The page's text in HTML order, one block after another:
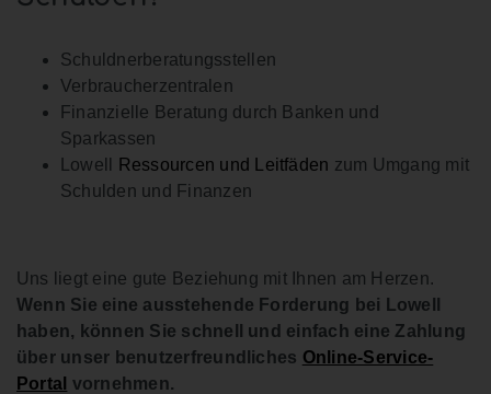
Schuldnerberatungsstellen
Verbraucherzentralen
Finanzielle Beratung durch Banken und
Sparkassen
Lowell
Ressourcen und Leitfäden zum Umgang mit
Schulden und Finanzen
Uns liegt eine gute Beziehung mit Ihnen am Herzen.
Wenn Sie eine ausstehende Forderung bei Lowell
haben, können Sie schnell und einfach eine Zahlung
über unser benutzerfreundliches Online-Service-
Portal vornehmen.